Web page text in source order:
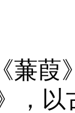
蒹葭
，